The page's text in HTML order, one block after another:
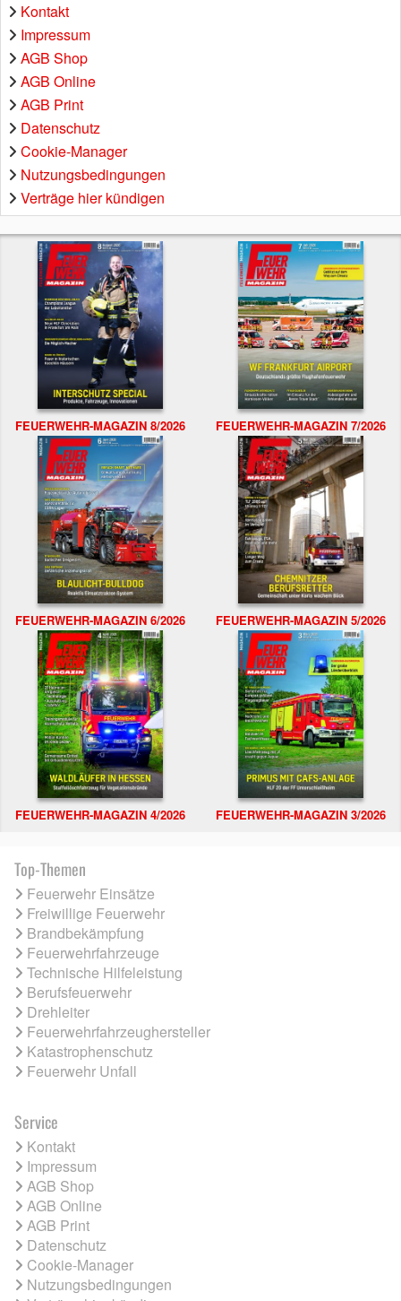
Kontakt
Impressum
AGB Shop
AGB Online
AGB Print
Datenschutz
Cookie-Manager
Nutzungsbedingungen
Verträge hier kündigen
FEUERWEHR-MAGAZIN 8/2026 FEUERWEHR-MAGAZIN 7/2026
FEUERWEHR-MAGAZIN 6/2026 FEUERWEHR-MAGAZIN 5/2026
FEUERWEHR-MAGAZIN 4/2026 FEUERWEHR-MAGAZIN 3/2026
Top-Themen
Feuerwehr Einsätze
Freiwillige Feuerwehr
Brandbekämpfung
Feuerwehrfahrzeuge
Technische Hilfeleistung
Berufsfeuerwehr
Drehleiter
Feuerwehrfahrzeughersteller
Katastrophenschutz
Feuerwehr Unfall
Service
Kontakt
Impressum
AGB Shop
AGB Online
AGB Print
Datenschutz
Cookie-Manager
Nutzungsbedingungen